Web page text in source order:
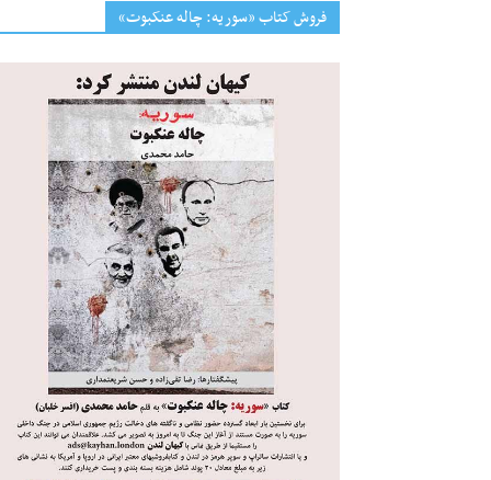
فروش کتاب «سوریه: چاله عنکبوت»